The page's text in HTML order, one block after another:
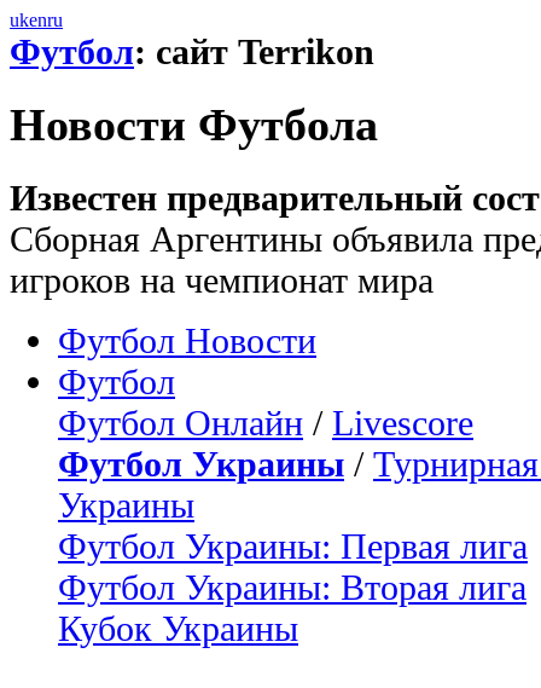
ukenru
Футбол: сайт Terrikon
Новости Футбола
Известен предварительный
Сборная Аргентины объявила
игроков на чемпионат мира
Футбол Новости
Футбол
Футбол Онлайн / Livescore
Футбол Украины /
Украины
Футбол Украины: Первая лига
Футбол Украины: Вторая лига
Кубок Украины